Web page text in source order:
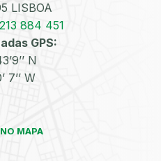
LISBOA
213 884 451
GPS:
N
7’’ W
MAPA
Desempeno de
Jantes